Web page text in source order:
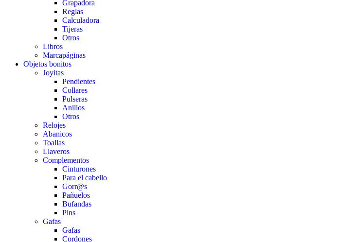
Grapadora
Reglas
Calculadora
Tijeras
Otros
Libros
Marcapáginas
Objetos bonitos
Joyitas
Pendientes
Collares
Pulseras
Anillos
Otros
Relojes
Abanicos
Toallas
Llaveros
Complementos
Cinturones
Para el cabello
Gorr@s
Pañuelos
Bufandas
Pins
Gafas
Gafas
Cordones